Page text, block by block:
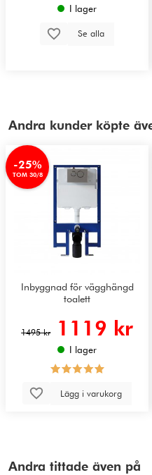
I lager
Se alla
Andra kunder köpte
-25%
TOM 30/8
Inbyggnad för vägghängd
toalett
1495 kr 1119 kr
I lager
Lägg i varukorg
Andra tittade även på